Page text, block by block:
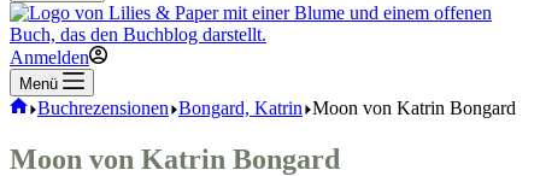
Anmelden
Menü
Start
Buchrezensionen Bongard, Katrin Moon von Katrin Bongard
Moon von Katrin Bongard